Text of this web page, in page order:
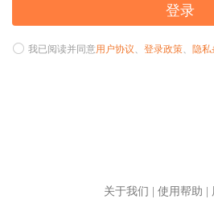
登录
我已阅读并同意用户协议、 登录政策、 隐私
关于我们 使用帮助